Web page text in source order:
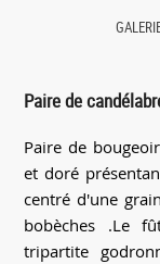
Paire de
Paire de
et doré
centré d'une
bobèches .Le
tripartite